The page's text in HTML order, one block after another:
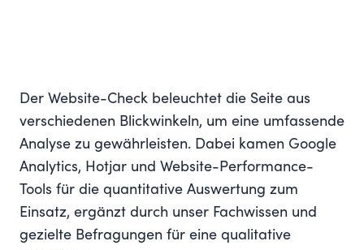
Der Website-Check beleuchtet die Seite aus
verschiedenen Blickwinkeln, um eine umfassende
Analyse zu gewährleisten. Dabei kamen Google
Analytics, Hotjar und Website-Performance-
Tools für die quantitative Auswertung zum
Einsatz, ergänzt durch unser Fachwissen und
gezielte Befragungen für eine qualitative